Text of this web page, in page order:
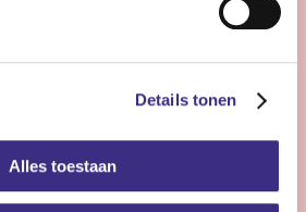
Details tonen
Alles toestaanen werk je samen met een
team.